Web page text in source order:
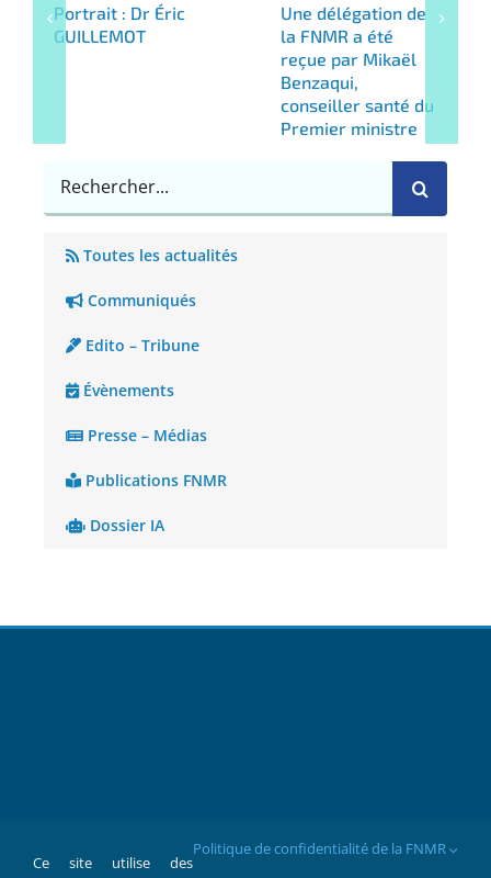
Portrait : Dr Éric
GUILLEMOT
Une délégation de
la FNMR a été
reçue par Mikaël
Benzaqui,
conseiller santé du
Premier ministre
Rechercher
Toutes les actualités
Communiqués
Edito – Tribune
Évènements
Presse – Médias
Publications FNMR
Dossier IA
Ce site utilise des
Politique de confidentialité de la FNMR